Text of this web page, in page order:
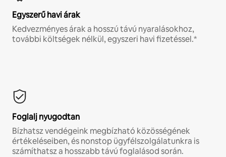
Egyszerű havi árak
Kedvezményes árak a hosszú távú nyaralásokhoz,
további költségek nélkül, egyszeri havi fizetéssel.*
Foglalj nyugodtan
Bízhatsz vendégeink megbízható közösségének
értékeléseiben, és nonstop ügyfélszolgálatunkra is
számíthatsz a hosszabb távú foglalásod során.